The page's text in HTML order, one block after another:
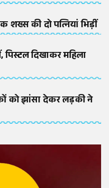
शख्स की दो पत्नियां भिड़ीं
पिस्टल दिखाकर महिला
को झांसा देकर लड़की ने